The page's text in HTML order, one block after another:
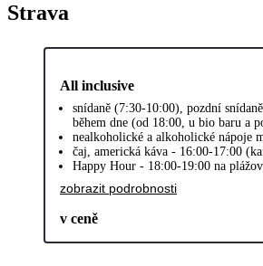
Strava
All inclusive
snídaně (7:30-10:00), pozdní
během dne (od 18:00, u bio baru a
nealkoholické a alkoholické nápoje
čaj, americká káva - 16:00-17:00
Happy Hour - 18:00-19:00 na
zobrazit podrobnosti
v ceně